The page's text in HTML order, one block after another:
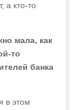
а кто-то
мала, как
то
банка
в этом